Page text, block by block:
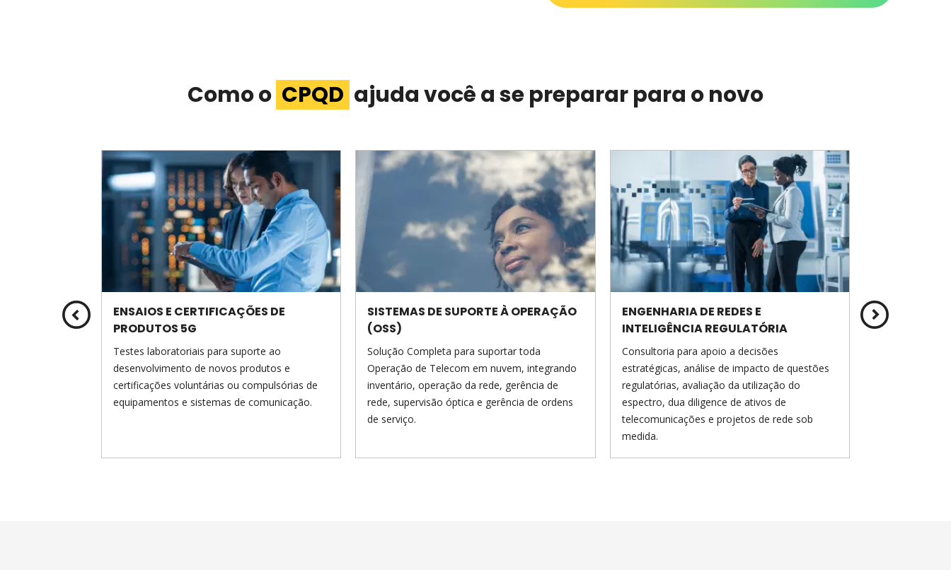
Como o CPQD ajuda você a se preparar para o novo
ENSAIOS E CERTIFICAÇÕES DE
PRODUTOS 5G
Testes laboratoriais para suporte ao
desenvolvimento de novos produtos e
certificações voluntárias ou compulsórias de
equipamentos e sistemas de comunicação.
SISTEMAS DE SUPORTE À OPERAÇÃO
(OSS)
Solução Completa para suportar toda
Operação de Telecom em nuvem, integrando
inventário, operação da rede, gerência de
rede, supervisão óptica e gerência de ordens
de serviço.
ENGENHARIA DE REDES E
INTELIGÊNCIA REGULATÓRIA
Consultoria para apoio a decisões
estratégicas, análise de impacto de questões
regulatórias, avaliação da utilização do
espectro, dua diligence de ativos de
telecomunicações e projetos de rede sob
medida.
PILOTOS E